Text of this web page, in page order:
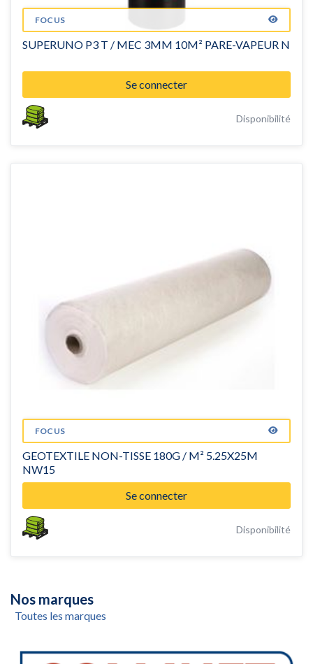
FOCUS
SUPERUNO P3 T / MEC 3MM 10M² PARE-VAPEUR N
Se connecter
Disponibilité
FOCUS
GEOTEXTILE NON-TISSE 180G / M² 5.25X25M
NW15
Se connecter
Disponibilité
Nos marques
Toutes les marques